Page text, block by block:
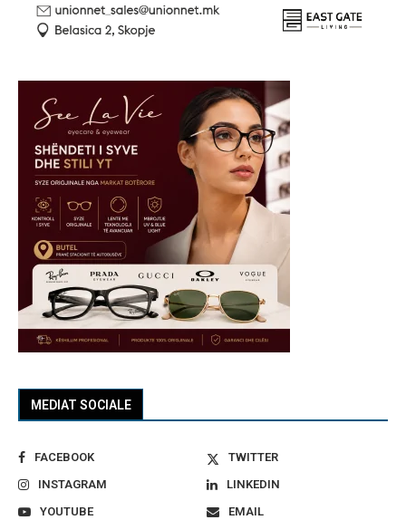
MEDIAT SOCIALE
FACEBOOK
TWITTER
INSTAGRAM
LINKEDIN
YOUTUBE
EMAIL